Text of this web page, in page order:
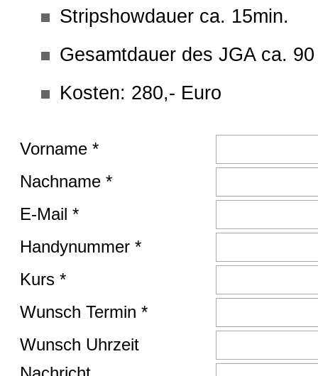
Stripshowdauer ca. 15min.
Gesamtdauer des JGA ca.
Kosten: 280,- Euro
Vorname *
Nachname *
E-Mail *
Handynummer *
Kurs *
Wunsch Termin *
Wunsch Uhrzeit